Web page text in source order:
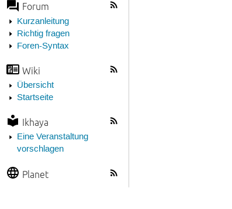
Forum
Kurzanleitung
Richtig fragen
Foren-Syntax
Wiki
Übersicht
Startseite
Ikhaya
Eine Veranstaltung
vorschlagen
Planet